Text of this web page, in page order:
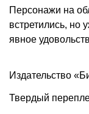
Персонажи на
встретились, но
явное
Издательство
Твердый